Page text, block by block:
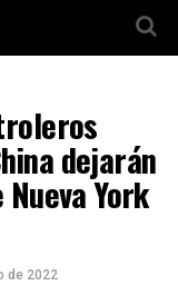
dejarán
York
de 2022